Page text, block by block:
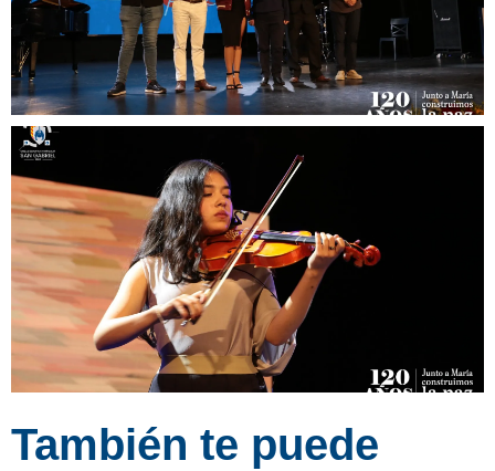
También te puede